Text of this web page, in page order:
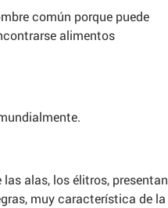
común porque puede
alimentos
alas, los élitros, presentan
muy característica de la